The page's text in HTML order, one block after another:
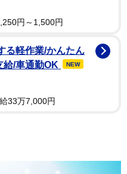
円～1,500円
る軽作業/かんたん
給/車通勤OK
NEW
33万7,000円